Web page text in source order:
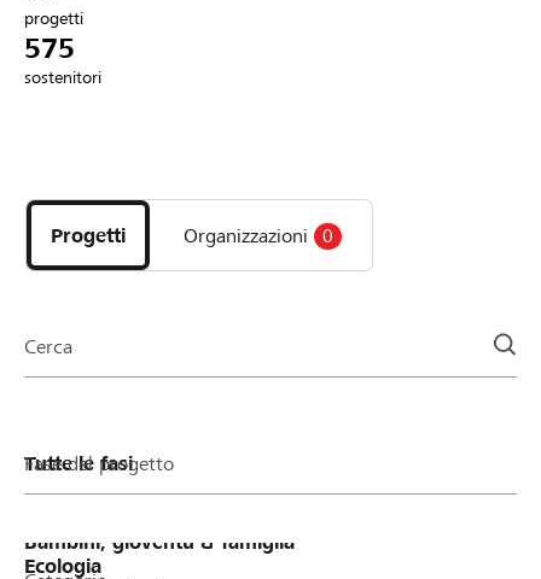
Collegarsi
DE FR IT
progetti
575
sostenitori
i
progetti
e
della
Progetti Organizzazioni 0
Cerca
Fase del progetto